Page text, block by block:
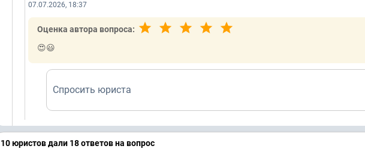
07.07.2026, 18:37
Оценка автора вопроса:
😍😃
Спросить юриста
10 юристов дали 18 ответов на вопрос